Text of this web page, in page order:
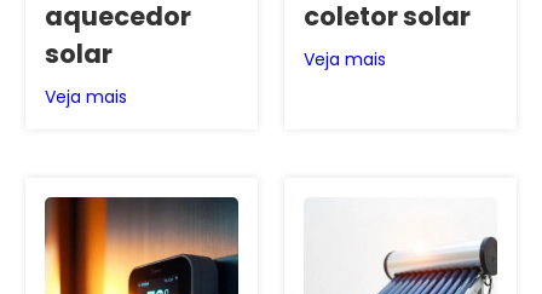
aquecedor
solar
Veja mais
coletor solar
Veja mais